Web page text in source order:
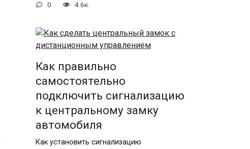
0 4.6к.
Как правильно
самостоятельно
подключить сигнализацию
к центральному замку
автомобиля
Как установить сигнализацию